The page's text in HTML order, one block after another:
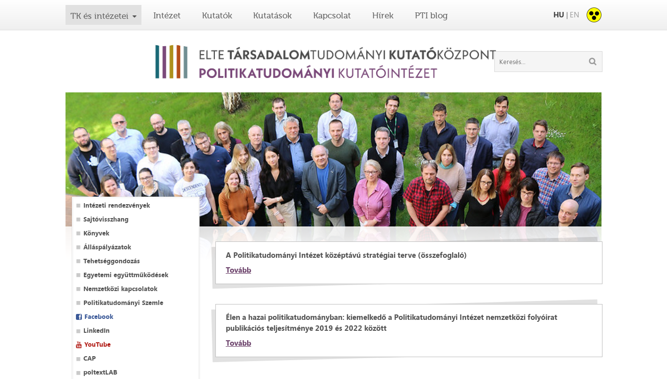
TK és intézetei Intézet Kutatók Kutatások Kapcsolat Hírek PTI blog HU | EN
Intézeti rendezvények
Sajtóvisszhang
Könyvek
Álláspályázatok
Tehetséggondozás
Egyetemi együttműködések
Nemzetközi kapcsolatok
Politikatudományi Szemle
Facebook
LinkedIn
YouTube
CAP
poltextLAB
A Politikatudományi Intézet középtávú stratégiai terve (összefoglaló)
Tovább
Élen a hazai politikatudományban: kiemelkedő a Politikatudományi Intézet nemzetközi folyóirat
publikációs teljesítménye 2019 és 2022 között
Tovább